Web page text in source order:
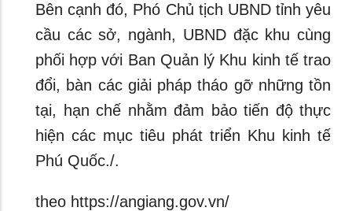
Bên cạnh đó, Phó Chủ tịch UBND tỉnh yêu
cầu các sở, ngành, UBND đặc khu cùng
phối hợp với Ban Quản lý Khu kinh tế trao
đổi, bàn các giải pháp tháo gỡ những tồn
tại, hạn chế nhằm đảm bảo tiến độ thực
hiện các mục tiêu phát triển Khu kinh tế
Phú Quốc./.
theo https://angiang.gov.vn/